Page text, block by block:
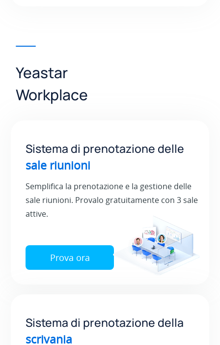
Yeastar
Workplace
Sistema di prenotazione delle
sale riunioni
Semplifica la prenotazione e la gestione delle
sale riunioni. Provalo gratuitamente con3 sale
attive.
Prova ora
Sistema di prenotazione della
scrivania